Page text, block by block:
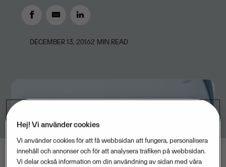
DECEMBER 13, 20162 MIN READ
Hej! Vi använder cookies
Vi använder cookies för att få webbsidan att fungera, personalisera
innehåll och annonser och för att analysera trafiken på webbsidan.
Vi delar också information om din användning av sidan med våra